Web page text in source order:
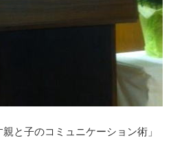
と子のコミュニケーション術」